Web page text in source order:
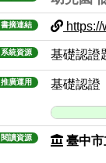
書摘連結 https://
系統資源 基礎認證
推廣運用 基礎認證
閱讀資源 臺中市